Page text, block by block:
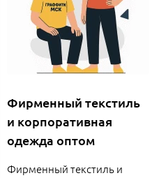
Фирменный текстиль
и корпоративная
одежда оптом
Фирменный текстиль и